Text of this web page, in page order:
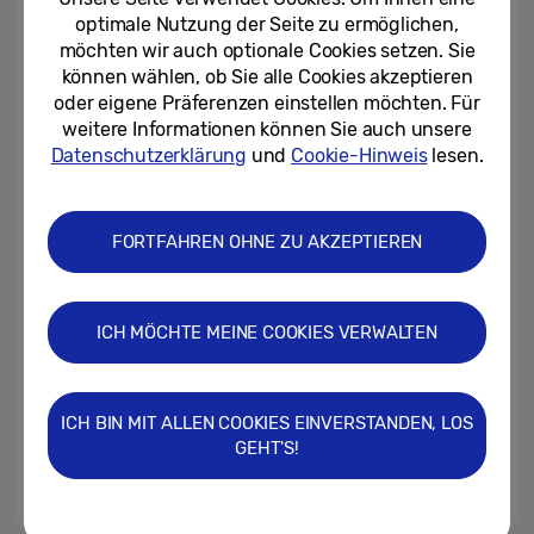
16.01.2026
Samsung LEDs bringen
bildgewaltiges Entertainment in
die Uber Arena
ComLine wird neuer Partner für
Samsung LED, Smart Signage
09.01.2026
mit Weltneuheit
23.12.2025
optimale Nutzung der Seite zu ermöglichen,
möchten wir auch optionale Cookies setzen. Sie
können wählen, ob Sie alle Cookies akzeptieren
oder eigene Präferenzen einstellen möchten. Für
weitere Informationen können Sie auch unsere
Datenschutzerklärung und Cookie-Hinweislesen.
FORTFAHREN OHNE ZU AKZEPTIEREN
ICH MÖCHTE MEINE COOKIES VERWALTEN
ICH BIN MIT ALLEN COOKIES EINVERSTANDEN, LOS
GEHT'S!